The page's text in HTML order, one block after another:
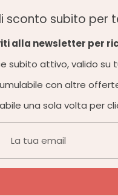
sconto subito per
alla newsletter per
subito attivo, valido su
con altre
una sola volta per